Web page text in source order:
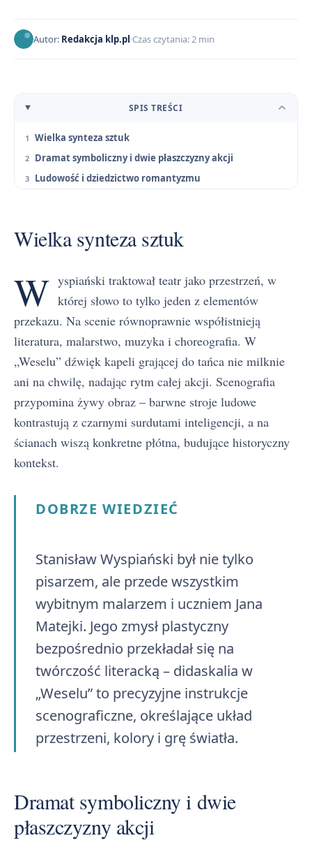
Autor: Redakcja klp.pl Czas czytania: 2 min
SPIS TREŚCI
Wielka synteza sztuk
Dramat symboliczny i dwie płaszczyzny akcji
Ludowość i dziedzictwo romantyzmu
Wielka synteza sztuk
W yspiański traktował teatr jako przestrzeń, w
której słowo to tylko jeden z elementów
przekazu. Na scenie równoprawnie współistnieją
literatura, malarstwo, muzyka i choreografia. W
„Weselu” dźwięk kapeli grającej do tańca nie milknie
ani na chwilę, nadając rytm całej akcji. Scenografia
przypomina żywy obraz – barwne stroje ludowe
kontrastują z czarnymi surdutami inteligencji, a na
ścianach wiszą konkretne płótna, budujące historyczny
kontekst.
DOBRZE WIEDZIEĆ
Stanisław Wyspiański był nie tylko
pisarzem, ale przede wszystkim
wybitnym malarzem i uczniem Jana
Matejki. Jego zmysł plastyczny
bezpośrednio przekładał się na
twórczość literacką – didaskalia w
„Weselu” to precyzyjne instrukcje
scenograficzne, określające układ
przestrzeni, kolory i grę światła.
Dramat symboliczny i dwie
płaszczyzny akcji